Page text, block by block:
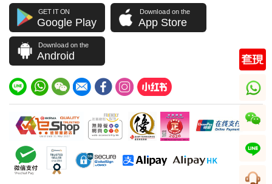
GET IT ON
Google Play
Download on the
App Store
Download on the
Android
whatsapp